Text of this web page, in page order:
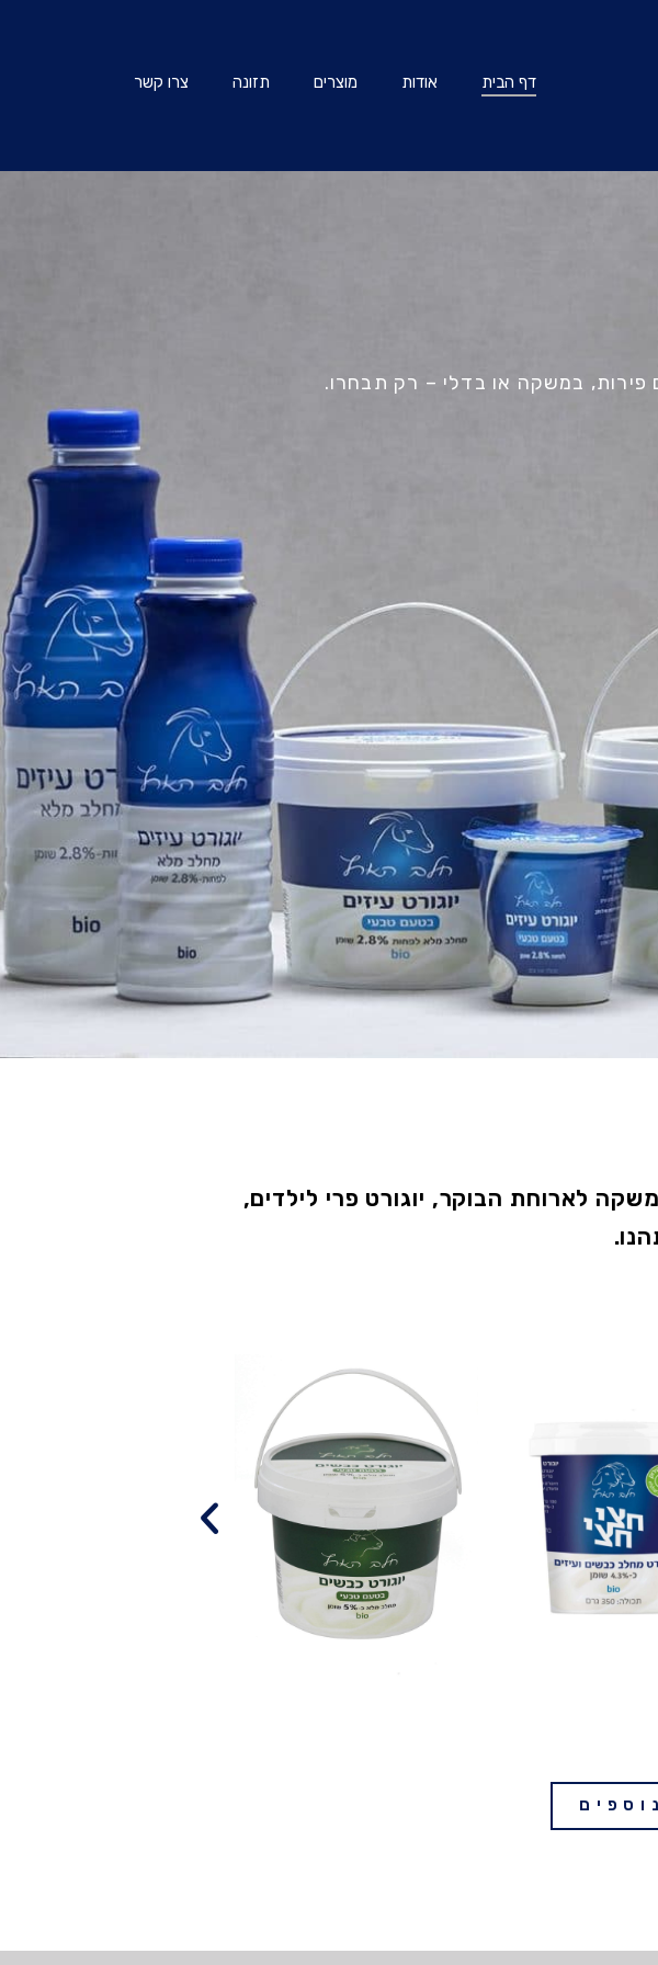
דף הבית אודות מוצרים תזונה צרו קשר
פירות, במשקה או בדלי – רק תבחרו.
לארוחת הבוקר, יוגורט פרי לילדים,